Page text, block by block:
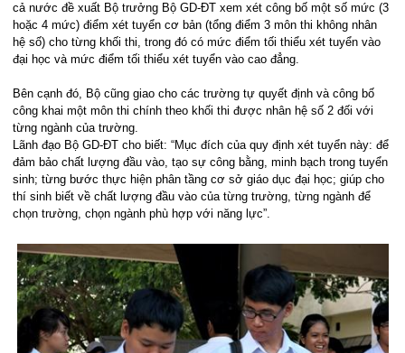
cả nước đề xuất Bộ trưởng Bộ GD-ĐT xem xét công bố một số mức (3
hoặc 4 mức) điểm xét tuyển cơ bản (tổng điểm 3 môn thi không nhân
hệ số) cho từng khối thi, trong đó có mức điểm tối thiểu xét tuyển vào
đại học và mức điểm tối thiểu xét tuyển vào cao đẳng.
Bên cạnh đó, Bộ cũng giao cho các trường tự quyết định và công bố
công khai một môn thi chính theo khối thi được nhân hệ số 2 đối với
từng ngành của trường.
Lãnh đạo Bộ GD-ĐT cho biết: “Mục đích của quy định xét tuyển này: để
đảm bảo chất lượng đầu vào, tạo sự công bằng, minh bạch trong tuyển
sinh; từng bước thực hiện phân tầng cơ sở giáo dục đại học; giúp cho
thí sinh biết về chất lượng đầu vào của từng trường, từng ngành để
chọn trường, chọn ngành phù hợp với năng lực”.